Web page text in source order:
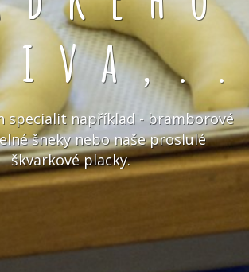
specialit například - bramborové
šneky nebo naše proslulé
škvarkové placky.